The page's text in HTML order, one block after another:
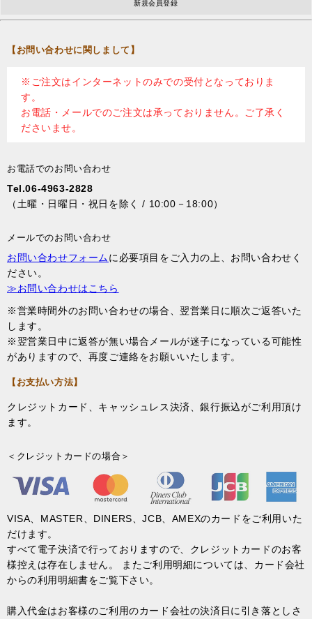
新規会員登録
【お問い合わせに関しまして】
※ご注文はインターネットのみでの受付となっておりま
す。
お電話・メールでのご注文は承っておりません。ご了承く
ださいませ。
お電話でのお問い合わせ
Tel.06-4963-2828
（土曜・日曜日・祝日を除く / 10:00－18:00）
メールでのお問い合わせ
お問い合わせフォームに必要項目をご入力の上、お問い合わせく
ださい。
≫お問い合わせはこちら
※営業時間外のお問い合わせの場合、翌営業日に順次ご返答いた
します。
※翌営業日中に返答が無い場合メールが迷子になっている可能性
がありますので、再度ご連絡をお願いいたします。
【お支払い方法】
クレジットカード、キャッシュレス決済、銀行振込がご利用頂け
ます。
＜クレジットカードの場合＞
VISA、MASTER、DINERS、JCB、AMEXのカードをご利用いた
だけます。
すべて電子決済で行っておりますので、クレジットカードのお客
様控えは存在しません。 またご利用明細については、カード会社
からの利用明細書をご覧下さい。
購入代金はお客様のご利用のカード会社の決済日に引き落としさ